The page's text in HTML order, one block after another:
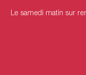
Le samedi matin sur